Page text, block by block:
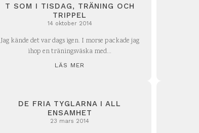
T SOM I TISDAG, TRÄNING OCH
TRIPPEL
14 oktober 2014
Jag kände det var dags igen. I morse packade jag
ihop en träningsväska med...
LÄS MER
DE FRIA TYGLARNA I ALL
ENSAMHET
23 mars 2014